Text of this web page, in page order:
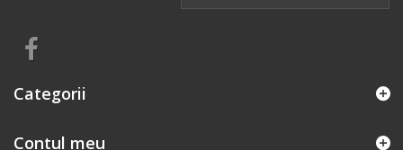
Categorii
Contul meu